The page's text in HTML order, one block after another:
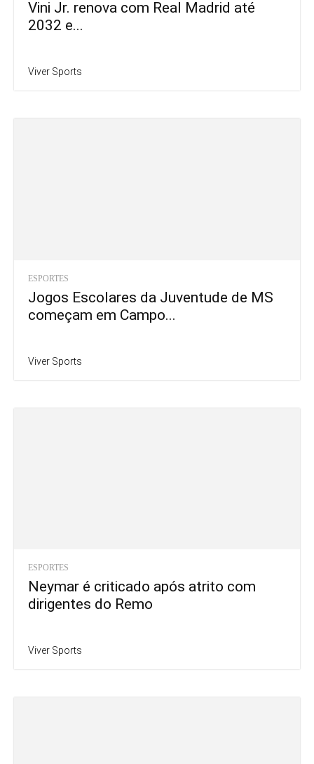
Vini Jr. renova com Real Madrid até
2032 e...
Viver Sports
ESPORTES
Jogos Escolares da Juventude de MS
começam em Campo...
Viver Sports
ESPORTES
Neymar é criticado após atrito com
dirigentes do Remo
Viver Sports